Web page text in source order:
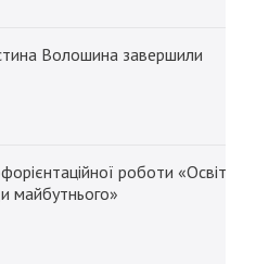
Волошина завершили
роботи «Освіта,
майбутнього»